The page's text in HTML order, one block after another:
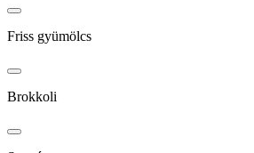
Friss gyümölcs
Brokkoli